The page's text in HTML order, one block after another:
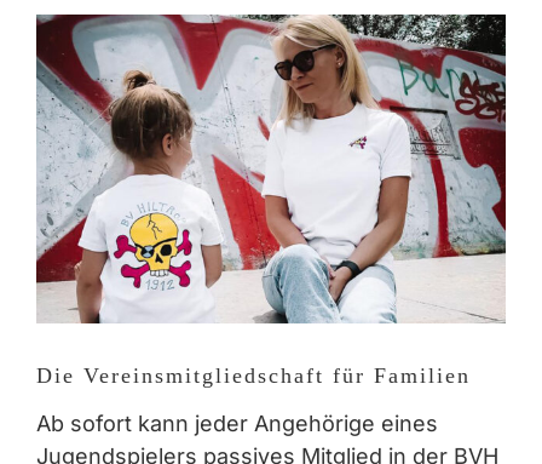
Zeige
grösseres
Bild
Die Vereinsmitgliedschaft für Familien
Ab sofort kann jeder Angehörige eines
Jugendspielers passives Mitglied in der BVH